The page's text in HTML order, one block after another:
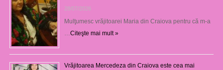
28/07/2026
Mulţumesc vrăjitoarei Maria din Craiova pentru că m-a
Citeşte mai mult »
Vrăjitoarea Mercedeza din Craiova este cea mai